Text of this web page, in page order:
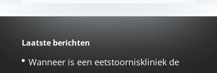
Laatste berichten
Wanneer is een eetstoorniskliniek de